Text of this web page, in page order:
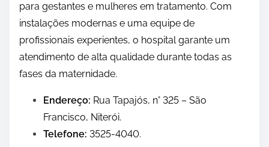
para gestantes e mulheres em tratamento. Com
instalações modernas e uma equipe de
profissionais experientes, o hospital garante um
atendimento de alta qualidade durante todas as
fases da maternidade.
Endereço: Rua Tapajós, n° 325 – São
Francisco, Niterói.
Telefone: 3525-4040.